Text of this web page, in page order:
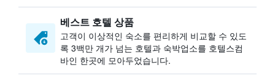
베스트 호텔 상품
고객이 이상적인 숙소를 편리하게 비교할 수 있도
록 3백만 개가 넘는 호텔과 숙박업소를 호텔스컴
바인 한곳에 모아두었습니다.